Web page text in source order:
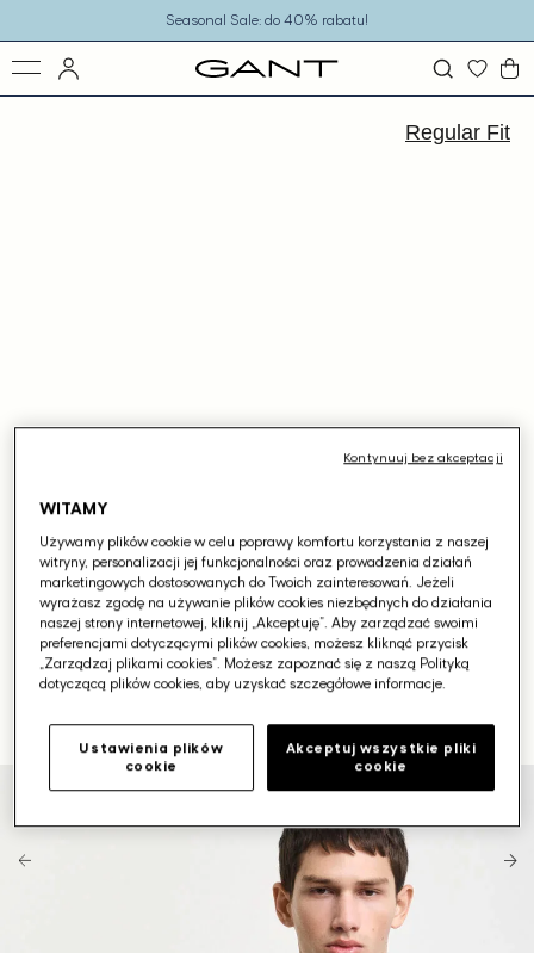
Seasonal Sale: do 40% rabatu!
Regular Fit
Otwórz
media
galerii
WITAMY
Używamy plików cookie w celu poprawy komfortu korzystania z naszej
witryny, personalizacji jej funkcjonalności oraz prowadzenia działań
marketingowych dostosowanych do Twoich zainteresowań. Jeżeli
wyrażasz zgodę na używanie plików cookies niezbędnych do działania
naszej strony internetowej, kliknij „Akceptuję”. Aby zarządzać swoimi
preferencjami dotyczącymi plików cookies, możesz kliknąć przycisk
„Zarządzaj plikami cookies”. Możesz zapoznać się z naszą Polityką
dotyczącą plików cookies, aby uzyskać szczegółowe informacje.
Ustawienia plików
cookie
Akceptuj wszystkie pliki
cookie
Kontynuuj bez akceptacji